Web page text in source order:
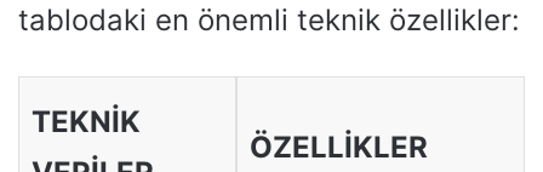
tablodaki en önemli teknik özellikler:
TEKNİK
ÖZELLİKLER